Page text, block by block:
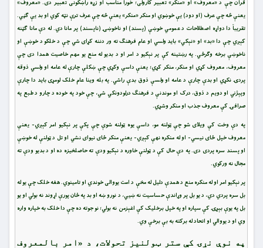
قرآن چې د «معروف» او «منکر» تعبیر کارولی؛ خورا مناسب او زړه راښکونی تعبیر دی. «معروف»
یعنې څه چې عرف (او دود) یې خوښوي او منکر «منکر» یعنې څه چې عرف ترې نټه کوي او بد یې ګڼي.
تقریباً دا دواړه اصطلاحات د عمومي خوښې (پسند) او ناخوښۍ (ناپسند) پر مانا دي. له دې مانا ګټنه
کېږي چې دا «بد» او «نېکي» باید ولسي او عام فرهنګ ته ور دننه کړای شي چې د خلکو د خوښې او
ناخوښې برخه وګرځي. په رښتینه کې پر نېکیو د امر او د بدیو له منع یو مهم خاصیت همدا دی چې
معروف، معروف کړي او منکر، منکر کړي؛ یعنې داسې وکړي چې ښکلې چارې له عامه او ولسي ذوقه
پردۍ نکړي او بدې چارې د عامه او ولسې ذوق بدې راشي. په بله وینا عام خلک لومړی باید دا چارې
وپېژني او دویم د ذوق، درک او موندنې د فرهنګ درلودونکي شي، چې خود په خوده د چارو د طبع په
صرافۍ کې معروف جذب او منکر وشړي.
په دې وخت کې ویلای شو چې ټولنه مو، داسې یوه ټولنه شوې چې پکې پر نېکیو امر کېږي- یعنې
معروف خپل ځای نیسي- او له منکره نهې کېږي- یعنې منکر ځای نیوای نشي او تل د ټولنې له خوښې
او پسند سره پردی دی. په دې حال کې د ټولنې خاوره د نېکیو ودې ته حاصلخیزه ده او د بدیو ودې ته
مجال نه ورکوي.
پر نېکیو امر او له منکره منع د همدې دلیل له مخې د امت یووالی خوندي او تامینوي. هغه خلک چې یو له
بل سره پردي دي، د یو بل پر وړاندې حساسیت نه ښیي، د نورو ښه او بد په ځان پورې اړوند نه بولي او یو
بل په یوې بېړۍ کې سپاره او په خپل برخلیک کې اغېزمن نه بولي؛ نو جوته ده چې دا خلک به خپاره واره
وي او د یووالي او اتحاد له برکته به بې برخې وي.
په نوې نړۍ کې ستر ټولنیز تحولات، د «امر بالمعروف